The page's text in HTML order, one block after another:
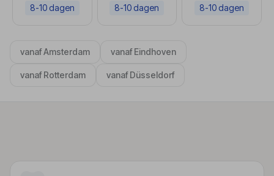
8-10 dagen 8-10 dagen 8-10 dagen
vanaf Amsterdam vanaf Eindhoven
vanaf Rotterdam vanaf Düsseldorf